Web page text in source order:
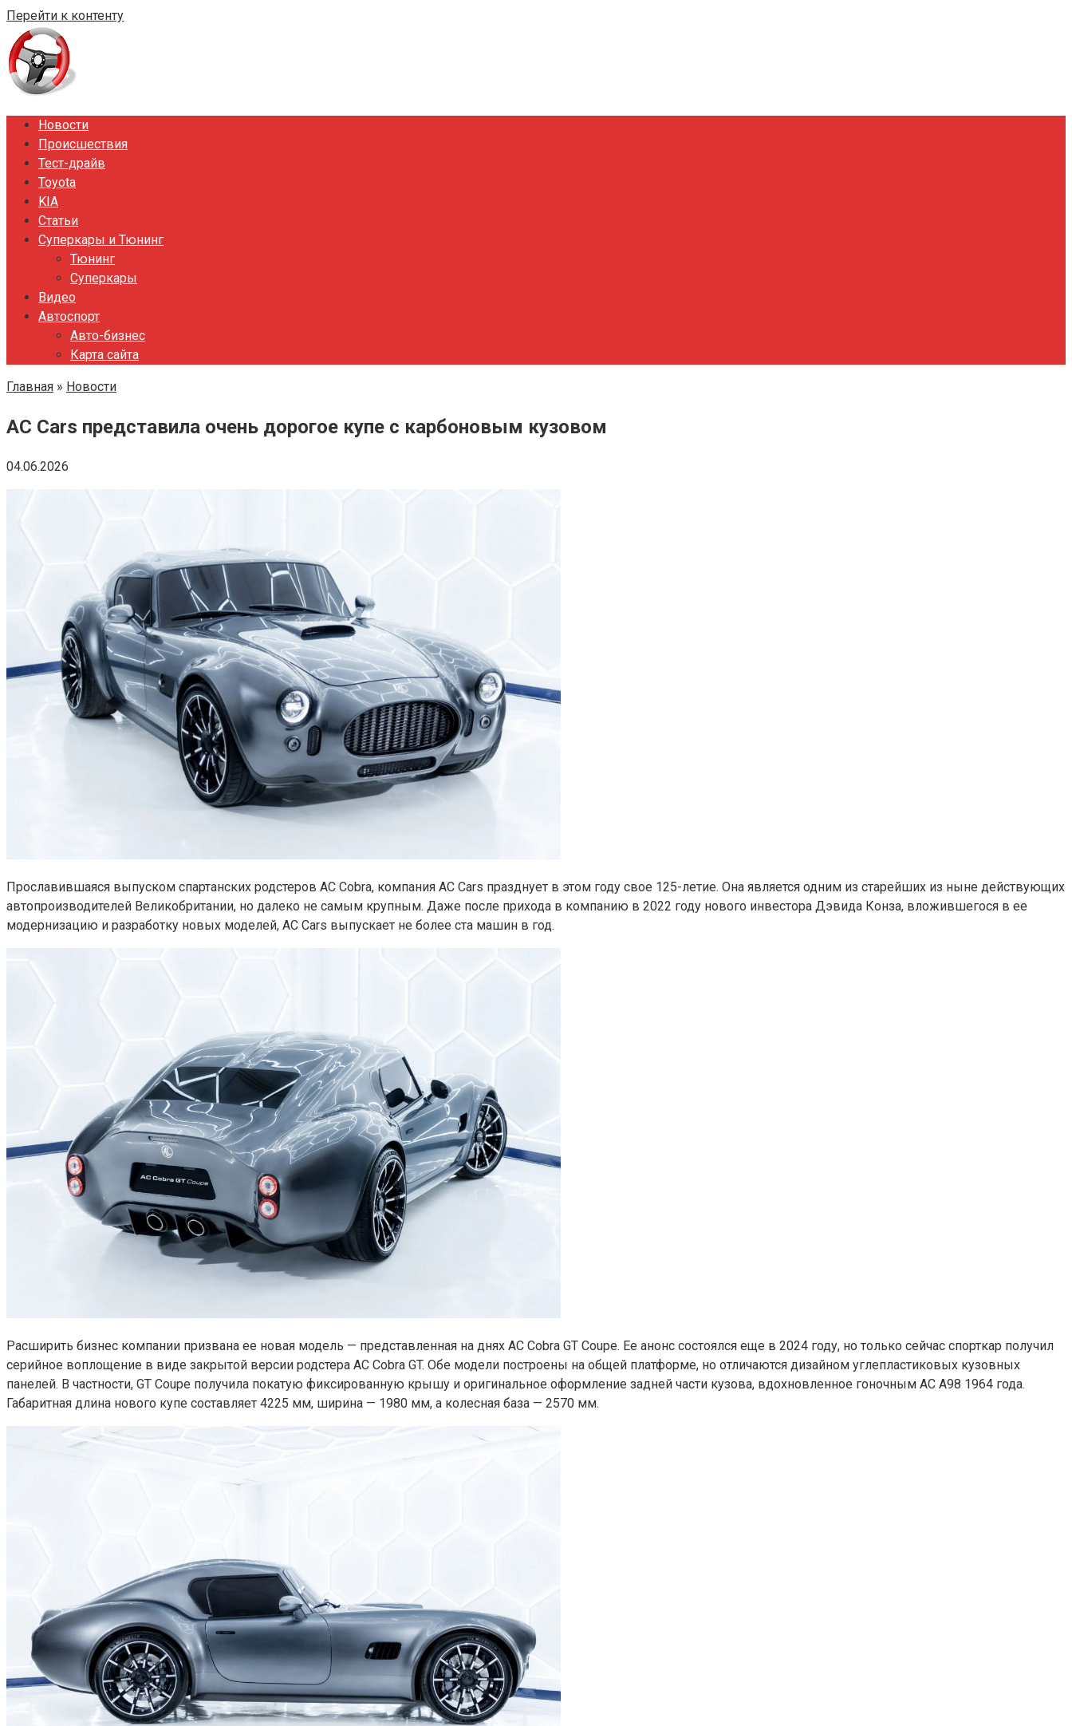
Перейти к контенту
Новости
Происшествия
Тест-драйв
Toyota
KIA
Статьи
Суперкары и Тюнинг
Тюнинг
Суперкары
Видео
Автоспорт
Авто-бизнес
Карта сайта
Главная » Новости
AC Cars представила очень дорогое купе с карбоновым кузовом
04.06.2026
Прославившаяся выпуском спартанских родстеров AC Cobra, компания AC Cars празднует в этом году свое 125-летие. Она является одним из старейших из ныне действующих
автопроизводителей Великобритании, но далеко не самым крупным. Даже после прихода в компанию в 2022 году нового инвестора Дэвида Конза, вложившегося в ее
модернизацию и разработку новых моделей, AC Cars выпускает не более ста машин в год.
Расширить бизнес компании призвана ее новая модель — представленная на днях AC Cobra GT Coupe. Ее анонс состоялся еще в 2024 году, но только сейчас спорткар получил
серийное воплощение в виде закрытой версии родстера AC Cobra GT. Обе модели построены на общей платформе, но отличаются дизайном углепластиковых кузовных
панелей. В частности, GT Coupe получила покатую фиксированную крышу и оригинальное оформление задней части кузова, вдохновленное гоночным AC A98 1964 года.
Габаритная длина нового купе составляет 4225 мм, ширина — 1980 мм, а колесная база — 2570 мм.